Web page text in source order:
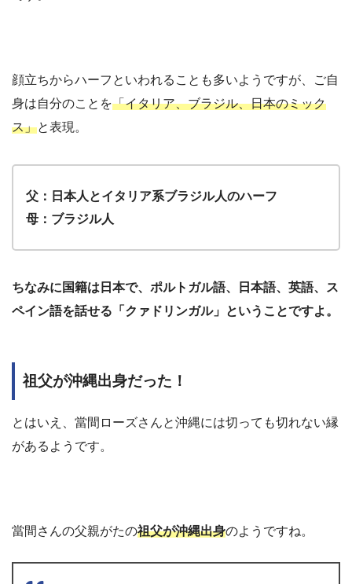
顔立ちからハーフといわれることも多いようですが、ご自
身は自分のことを「イタリア、ブラジル、日本のミック
ス」と表現。
父：日本人とイタリア系ブラジル人のハーフ
母：ブラジル人
ちなみに国籍は日本で、ポルトガル語、日本語、英語、ス
ペイン語を話せる「クァドリンガル」ということですよ。
祖父が沖縄出身だった！
とはいえ、當間ローズさんと沖縄には切っても切れない縁
があるようです。
當間さんの父親がたの祖父が沖縄出身のようですね。